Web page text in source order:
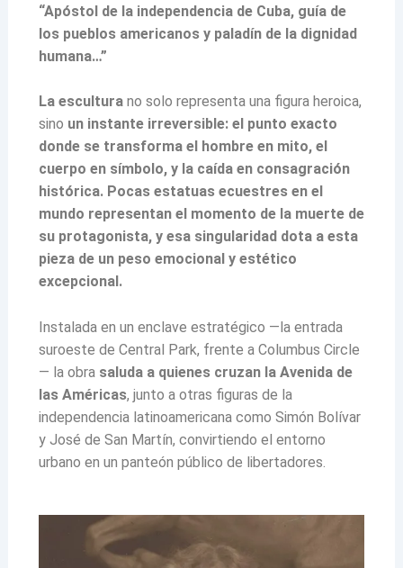
“Apóstol de la independencia de Cuba, guía de
los pueblos americanos y paladín de la dignidad
humana…”
La escultura no solo representa una figura heroica,
sino un instante irreversible: el punto exacto
donde se transforma el hombre en mito, el
cuerpo en símbolo, y la caída en consagración
histórica. Pocas estatuas ecuestres en el
mundo representan el momento de la muerte de
su protagonista, y esa singularidad dota a esta
pieza de un peso emocional y estético
excepcional.
Instalada en un enclave estratégico —la entrada
suroeste de Central Park, frente a Columbus Circle
— la obra saluda a quienes cruzan la Avenida de
las Américas, junto a otras figuras de la
independencia latinoamericana como Simón Bolívar
y José de San Martín, convirtiendo el entorno
urbano en un panteón público de libertadores.